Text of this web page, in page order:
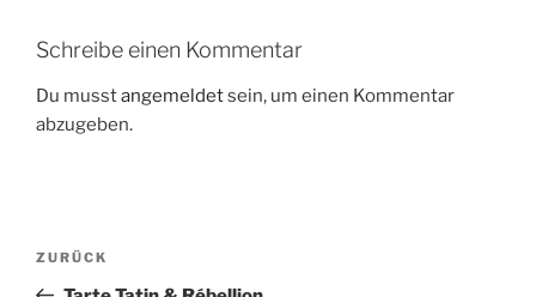
Schreibe einen Kommentar
Du musstangemeldetsein, um einen Kommentar
abzugeben.
Beitragsnavigation
Vorheriger
Beitrag
ZURÜCK